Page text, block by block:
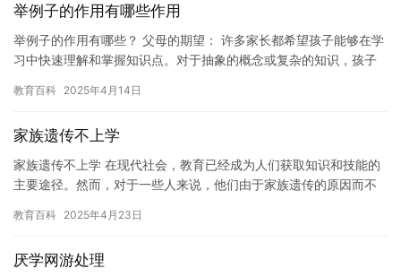
举例子的作用有哪些作用
举例子的作用有哪些？ 父母的期望： 许多家长都希望孩子能够在学
习中快速理解和掌握知识点。对于抽象的概念或复杂的知识，孩子
工…
教育百科 2025年4月14日
家族遗传不上学
家族遗传不上学 在现代社会，教育已经成为人们获取知识和技能的
主要途径。然而，对于一些人来说，他们由于家族遗传的原因而不
在一…
教育百科 2025年4月23日
厌学网游处理